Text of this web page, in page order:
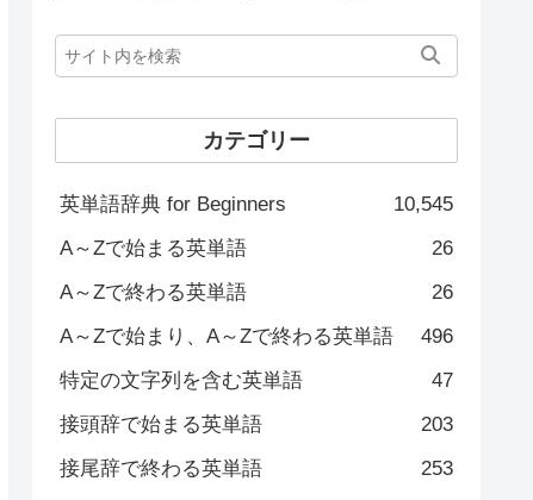
カテゴリー
英単語辞典 for Beginners
10,545
A～Zで始まる英単語
26
A～Zで終わる英単語
26
A～Zで始まり、A～Zで終わる英単語
496
特定の文字列を含む英単語
47
接頭辞で始まる英単語
203
接尾辞で終わる英単語
253